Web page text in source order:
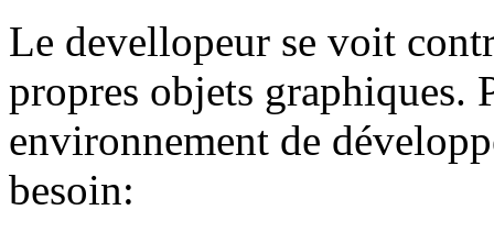
Le devellopeur se voit
propres objets graphiques.
environnement de
besoin: